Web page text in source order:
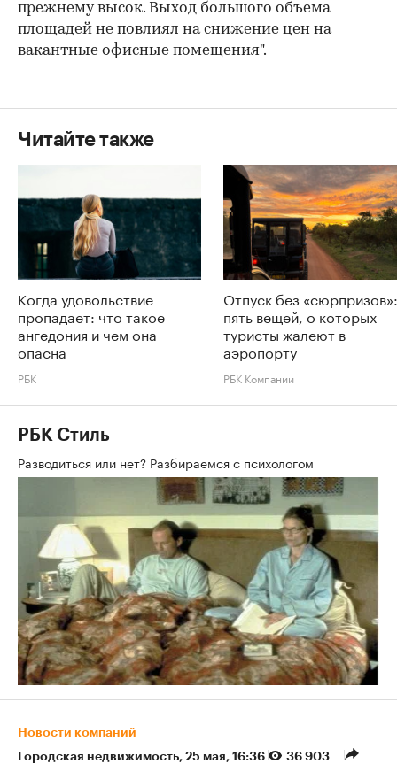
прежнему высок. Выход большого объема
площадей не повлиял на снижение цен на
вакантные офисные помещения".
Читайте также
Когда удовольствие
пропадает: что такое
ангедония и чем она
опасна
РБК
Отпуск без «сюрпризов»:
пять вещей, о которых
туристы жалеют в
аэропорту
РБК Компании
РБК Стиль
Разводиться или нет? Разбираемся с психологом
Новости компаний
Городская недвижимость⁠, 25 мая, 16:36 36 903